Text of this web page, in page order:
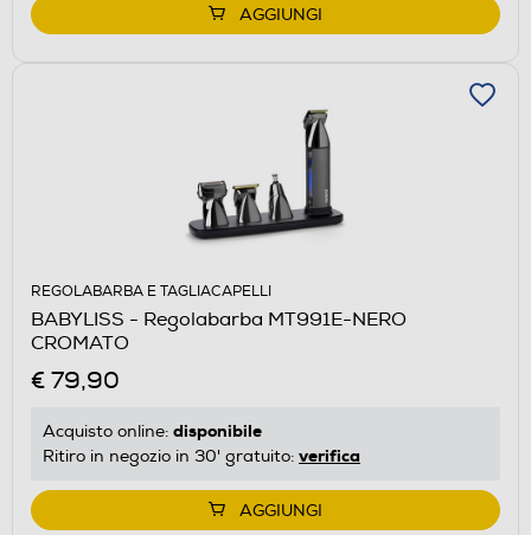
AGGIUNGI
REGOLABARBA E TAGLIACAPELLI
BABYLISS - Regolabarba MT991E-NERO
CROMATO
€ 79,90
Acquisto online: disponibile
Ritiro in negozio in 30' gratuito: verifica
AGGIUNGI